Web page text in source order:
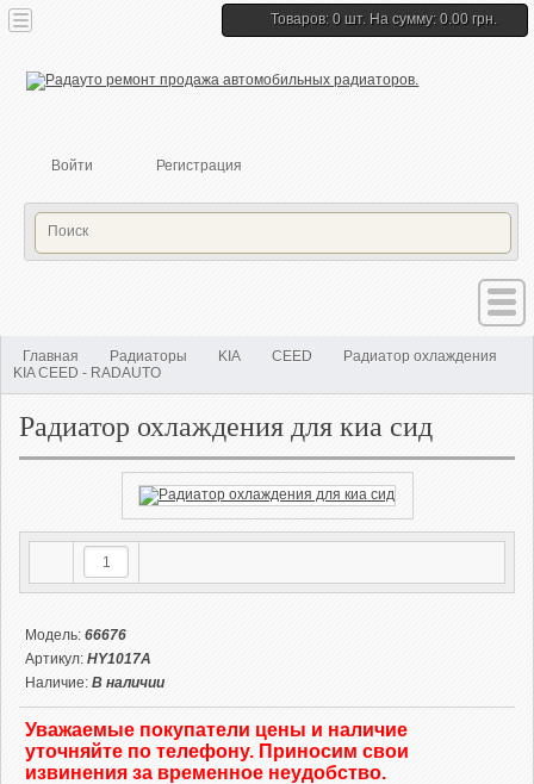
Товаров: 0 шт. На сумму: 0.00 грн.
Войти Регистрация
Главная Радиаторы KIA CEED
Радиатор охлаждения
KIA CEED - RADAUTO
Радиатор охлаждения для киа сид
Модель: 66676
Артикул: HY1017A
Наличие: В наличии
Уважаемые покупатели цены и наличие
уточняйте по телефону. Приносим свои
извинения за временное неудобство.